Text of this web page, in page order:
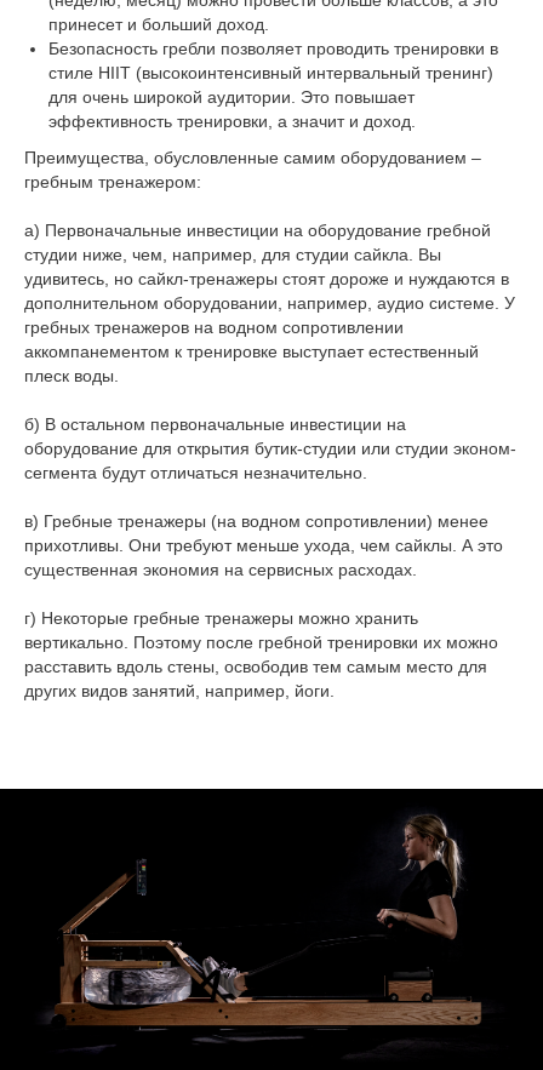
принесет и больший доход.
Безопасность гребли позволяет проводить тренировки в
стиле HIIT (высокоинтенсивный интервальный тренинг)
для очень широкой аудитории. Это повышает
эффективность тренировки, а значит и доход.
Преимущества, обусловленные самим оборудованием –
гребным тренажером:
а) Первоначальные инвестиции на оборудование гребной
студии ниже, чем, например, для студии сайкла. Вы
удивитесь, но сайкл-тренажеры стоят дороже и нуждаются в
дополнительном оборудовании, например, аудио системе. У
гребных тренажеров на водном сопротивлении
аккомпанементом к тренировке выступает естественный
плеск воды.
б) В остальном первоначальные инвестиции на
оборудование для открытия бутик-студии или студии эконом-
сегмента будут отличаться незначительно.
в) Гребные тренажеры (на водном сопротивлении) менее
прихотливы. Они требуют меньше ухода, чем сайклы. А это
существенная экономия на сервисных расходах.
г) Некоторые гребные тренажеры можно хранить
вертикально. Поэтому после гребной тренировки их можно
расставить вдоль стены, освободив тем самым место для
других видов занятий, например, йоги.